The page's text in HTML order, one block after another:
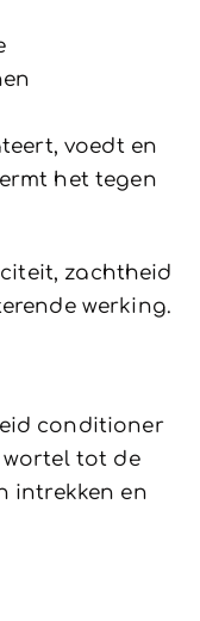
voedt en
het tegen
zachtheid
werking.
conditioner
tot de
intrekken en